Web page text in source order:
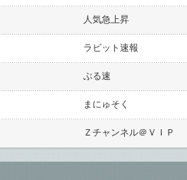
人気急上昇
ラビット速報
ぶる速
まにゅそく
Ｚチャンネル＠ＶＩＰ